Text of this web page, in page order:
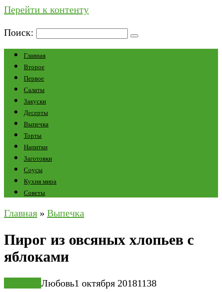
Перейти к контенту
Поиск:
Главная
Второе
Первое
Салаты
Закуски
Десерты
Выпечка
Торты
Напитки
Заготовки
Соусы
Кухня мира
Советы
Главная » Выпечка
Пирог из овсяных хлопьев с
яблоками
Любовь1 октября 20181138